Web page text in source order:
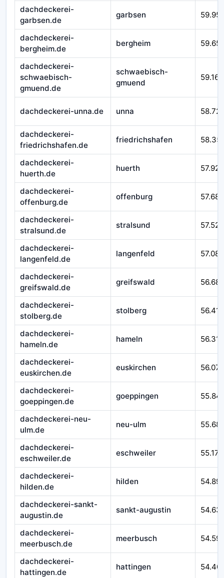
dachdeckerei-
garbsen.de
garbsen
dachdeckerei-
bergheim.de
bergheim
dachdeckerei-
schwaebisch-
gmuend.de
schwaebisch-
gmuend
59.166
dachdeckerei-unna.de unna
dachdeckerei-
friedrichshafen.de
friedrichshafen
dachdeckerei-
huerth.de
huerth 57.925
dachdeckerei-
offenburg.de
offenburg 57.687
dachdeckerei-
stralsund.de
stralsund 57.525
dachdeckerei-
langenfeld.de
langenfeld 57.083
dachdeckerei-
greifswald.de
greifswald 56.685
dachdeckerei-
stolberg.de
stolberg 56.414
dachdeckerei-
hameln.de
hameln 56.310
dachdeckerei-
euskirchen.de
euskirchen 56.077
dachdeckerei-
goeppingen.de
goeppingen
dachdeckerei-neu-
ulm.de
neu-ulm
dachdeckerei-
eschweiler.de
eschweiler 55.171
dachdeckerei-
hilden.de
hilden
dachdeckerei-sankt-
augustin.de
sankt-augustin 54.631
dachdeckerei-
meerbusch.de
meerbusch
dachdeckerei-
hattingen.de
hattingen